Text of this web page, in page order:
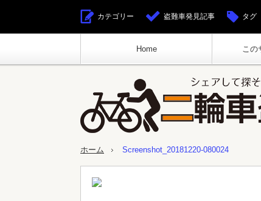
Home この
カテゴリー 盗難車発見記事 タグ
ホーム Screenshot_20181220-080024